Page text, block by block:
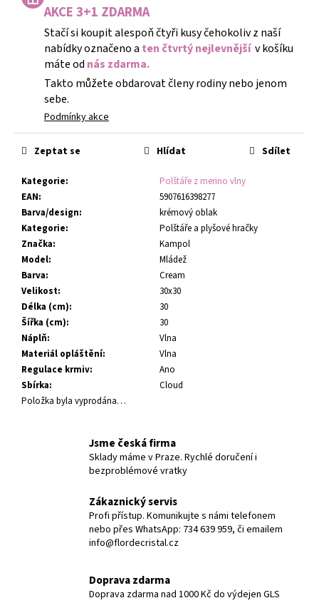
AKCE 3+1 ZDARMA
Stačí si koupit alespoň čtyři kusy čehokoliv z naší
nabídky označeno a ten čtvrtý nejlevnější v košíku
máte od nás zdarma.
Takto můžete obdarovat členy rodiny nebo jenom
sebe.
Podmínky akce
Kategorie:
Polštáře z merino vlny
EAN:
5907616398277
Barva/design:
krémový oblak
Kategorie:
Polštáře a plyšové hračky
Značka:
Kampol
Model:
Mládež
Barva:
Cream
Velikost:
30x30
Délka (cm):
30
Šířka (cm):
30
Náplň:
Vlna
Materiál opláštění:
Vlna
Regulace krmiv:
Ano
Sbírka:
Cloud
Položka byla vyprodána…
Zeptat se Hlídat Sdílet
Jsme česká firma
Sklady máme v Praze. Rychlé doručení i
bezproblémové vratky
Zákaznický servis
Profi přístup. Komunikujte s námi telefonem
nebo přes WhatsApp: 734 639 959, či emailem
info@flordecristal.cz
Doprava zdarma
Doprava zdarma nad 1000 Kč do výdejen GLS